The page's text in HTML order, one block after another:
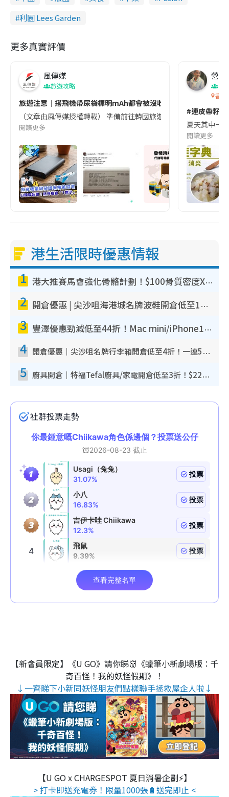
利園 Lees Garden
更多真實評價
風傳媒
旅遊攻略
旅遊注意｜搭飛機帶尿袋標明mAh都會被沒收😱出發前切記檢查
（文章由風傳媒授權轉載） 準備前往韓國旅遊的民眾，近期要
閱讀更多
營養
香港
#連皮帶籽
夏天其中一
閱讀更多
港生活限時優惠情報
1 港大推賽馬會強化骨骼計劃！$100骨質密度X光檢查 完成免費運動訓練送超市禮券！附參加資格
2 開倉優惠 | 尖沙咀海港城名牌波鞋開倉低至1折！On鞋$899起／Joy&Peace鞋履$98起
3 豐澤優惠勁減低至44折！Mac mini/iPhone17Pro大減價！廚房家電$220起
4 開倉優惠｜尖沙咀名牌行李箱開倉低至4折！一連5日 American Tourister/ace./Hallmark $200起！
5 廚具開倉｜特福Tefal廚具/家電開倉低至3折！$220起買平底鍋/炒鑊/湯煲！電飯煲/吸塵機/燙斗$418起
【新會員限定】《U GO》請你睇👹《蠟筆小新劇場版：千
奇百怪！我的妖怪假期》！
↓一齊睇下小新同妖怪朋友們點樣聯手拯救屋企人啦↓
【U GO x CHARGESPOT 夏日消暑企劃⚡】
> 打卡即送充電券！限量1000張🔋送完即止 <